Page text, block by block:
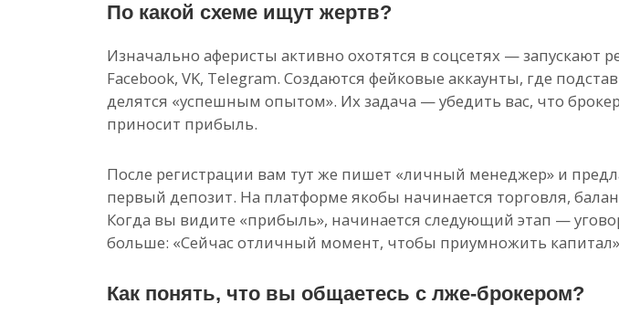
По какой схеме ищут жертв?
Изначально аферисты активно охотятся в соцсетях — запускают
Facebook, VK, Telegram. Создаются фейковые аккаунты, где
делятся «успешным опытом». Их задача — убедить вас, что
приносит прибыль.
После регистрации вам тут же пишет «личный менеджер» и
первый депозит. На платформе якобы начинается торговля,
Когда вы видите «прибыль», начинается следующий этап —
больше: «Сейчас отличный момент, чтобы приумножить
Как понять, что вы общаетесь с лже-брокером?